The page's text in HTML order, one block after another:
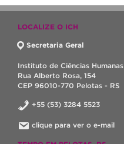
LOCALIZE O ICH
Secretaria Geral
Instituto de Ciências Humanas
Rua Alberto Rosa, 154
CEP 96010-770 Pelotas - RS
+55 (53) 3284 5523
clique para ver o e-mail